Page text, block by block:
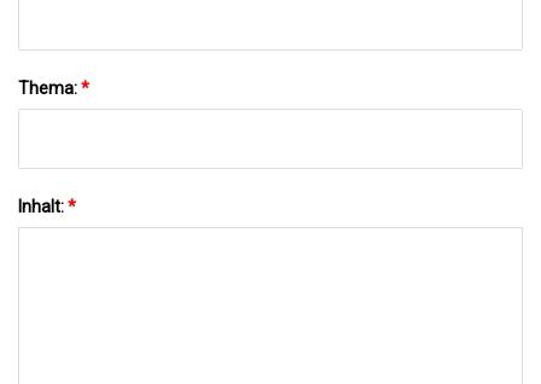
Thema:*
Inhalt:*